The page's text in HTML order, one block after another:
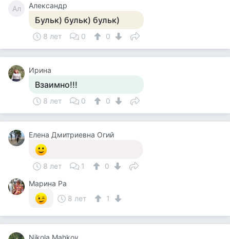
Ал Александр
Бульк) бульк) бульк)
8 лет 0 0
Ирина
Взаимно!!!
8 лет 0 0
Елена Дмитриевна Огий
8 лет 1
0
Марина Ра
8 лет
1
Nikola Mahkov